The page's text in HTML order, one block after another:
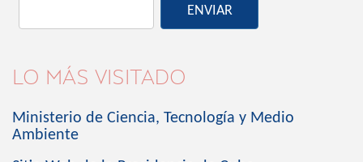
ENVIAR
LO MÁS VISITADO
Ministerio de Ciencia, Tecnología y Medio
Ambiente